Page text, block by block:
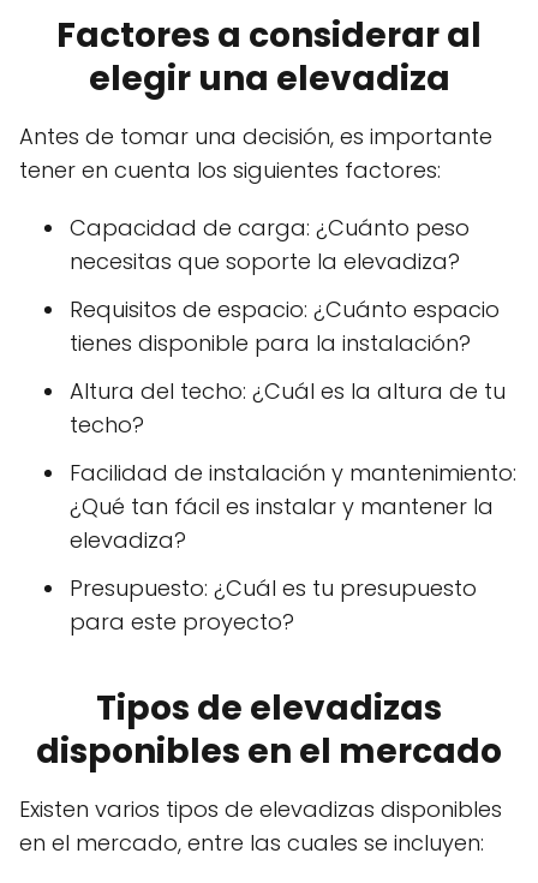
Factores a considerar al
elegir una elevadiza
Antes de tomar una decisión, es importante
tener en cuenta los siguientes factores:
Capacidad de carga: ¿Cuánto peso
necesitas que soporte la elevadiza?
Requisitos de espacio: ¿Cuánto espacio
tienes disponible para la instalación?
Altura del techo: ¿Cuál es la altura de tu
techo?
Facilidad de instalación y mantenimiento:
¿Qué tan fácil es instalar y mantener la
elevadiza?
Presupuesto: ¿Cuál es tu presupuesto
para este proyecto?
Tipos de elevadizas
disponibles en el mercado
Existen varios tipos de elevadizas disponibles
en el mercado, entre las cuales se incluyen: